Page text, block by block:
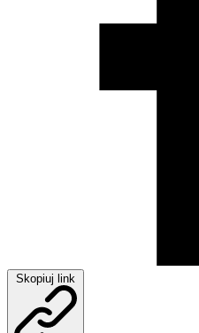
Skopiuj link